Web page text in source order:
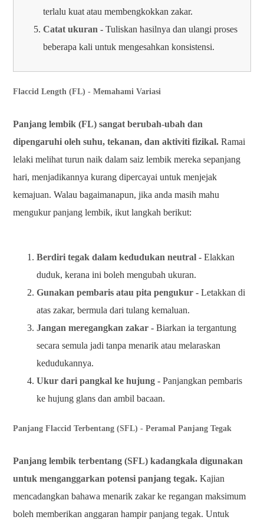
terlalu kuat atau membengkokkan zakar.
Catat ukuran - Tuliskan hasilnya dan ulangi proses
beberapa kali untuk mengesahkan konsistensi.
Flaccid Length (FL) - Memahami Variasi
Panjang lembik (FL) sangat berubah-ubah dan
dipengaruhi oleh suhu, tekanan, dan aktiviti fizikal. Ramai
lelaki melihat turun naik dalam saiz lembik mereka sepanjang
hari, menjadikannya kurang dipercayai untuk menjejak
kemajuan. Walau bagaimanapun, jika anda masih mahu
mengukur panjang lembik, ikut langkah berikut:
Berdiri tegak dalam kedudukan neutral - Elakkan
duduk, kerana ini boleh mengubah ukuran.
Gunakan pembaris atau pita pengukur - Letakkan di
atas zakar, bermula dari tulang kemaluan.
Jangan meregangkan zakar - Biarkan ia tergantung
secara semula jadi tanpa menarik atau melaraskan
kedudukannya.
Ukur dari pangkal ke hujung - Panjangkan pembaris
ke hujung glans dan ambil bacaan.
Panjang Flaccid Terbentang (SFL) - Peramal Panjang Tegak
Panjang lembik terbentang (SFL) kadangkala digunakan
untuk menganggarkan potensi panjang tegak. Kajian
mencadangkan bahawa menarik zakar ke regangan maksimum
boleh memberikan anggaran hampir panjang tegak. Untuk